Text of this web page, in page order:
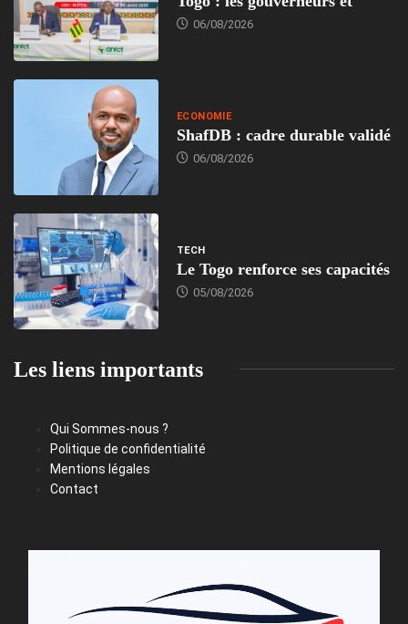
06/08/2026
ECONOMIE
ShafDB : cadre durable validé
06/08/2026
TECH
Le Togo renforce ses capacités
05/08/2026
Les liens importants
Qui Sommes-nous ?
Politique de confidentialité
Mentions légales
Contact